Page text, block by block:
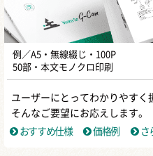
例／A5・無線綴じ・100P
50部・本文モノクロ印刷
ユーザーにとってわかりやすく
そんなご要望にお応えします。
おすすめ仕様
価格例 さ